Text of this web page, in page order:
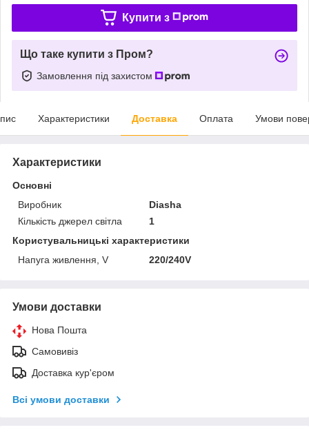
Купити з
Що таке купити з Пром?
Замовлення під захистом
Характеристики Доставка Оплата Умови
Характеристики
Основні
Виробник
Diasha
Кількість джерел світла
1
Користувальницькі характеристики
Напуга живлення, V
220/240V
Умови доставки
Нова Пошта
Самовивіз
Доставка кур'єром
Всі умови доставки